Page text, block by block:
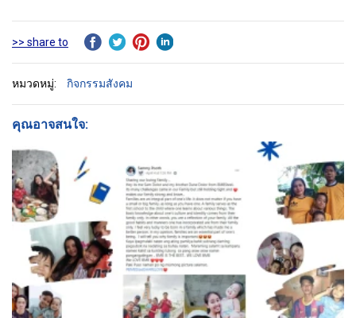
>> share to
หมวดหมู่: กิจกรรมสังคม
คุณอาจสนใจ: